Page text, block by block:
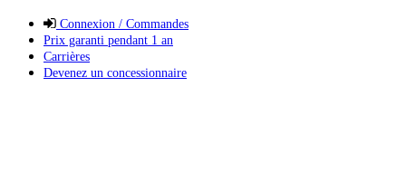
Connexion / Commandes
Prix garanti pendant 1 an
Carrières
Devenez un concessionnaire